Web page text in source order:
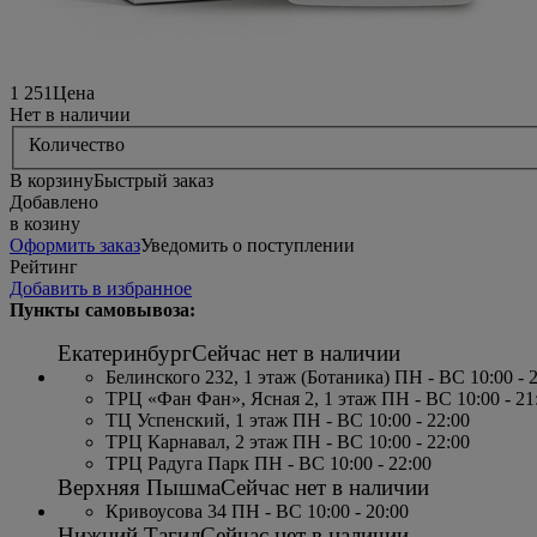
1 251Цена
Нет в наличии
Количество
В корзинуБыстрый заказ
Добавлено
в козину
Оформить заказУведомить о поступлении
Рейтинг
Добавить в избранное
Пункты самовывоза:
ЕкатеринбургСейчас нет в наличии
Белинского 232, 1 этаж (Ботаника) ПН - ВС 10:00 -
ТРЦ «Фан Фан», Ясная 2, 1 этаж ПН - ВС 10:00 -
ТЦ Успенский, 1 этаж ПН - ВС 10:00 - 22:00
ТРЦ Карнавал, 2 этаж ПН - ВС 10:00 - 22:00
ТРЦ Радуга Парк ПН - ВС 10:00 - 22:00
Верхняя ПышмаСейчас нет в наличии
Кривоусова 34 ПН - ВС 10:00 - 20:00